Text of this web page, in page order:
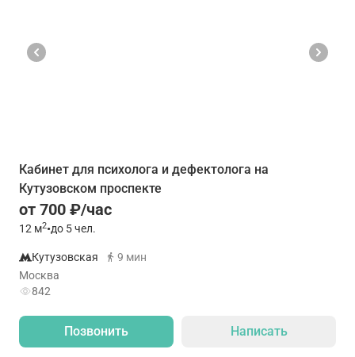
Кабинет для психолога и дефектолога на
Кутузовском проспекте
от 700 ₽/час
12 м2•до 5 чел.
Кутузовская
9 мин
Москва
842
Позвонить Написать